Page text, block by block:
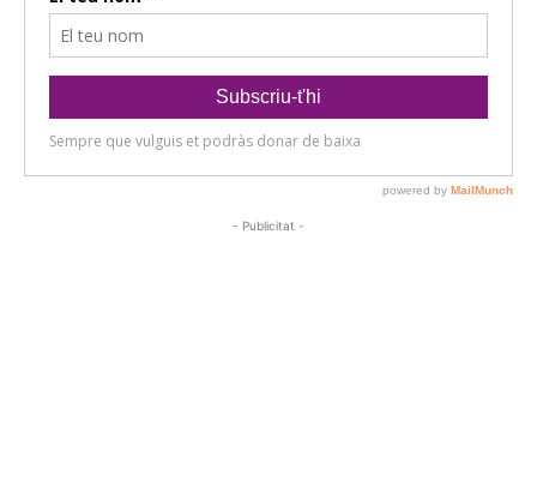
- Publicitat -